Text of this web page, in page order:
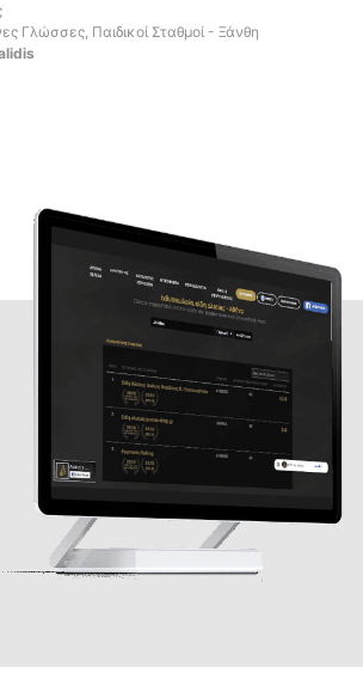
Γλώσσες, Παιδικοί Σταθμοί - Ξάνθη